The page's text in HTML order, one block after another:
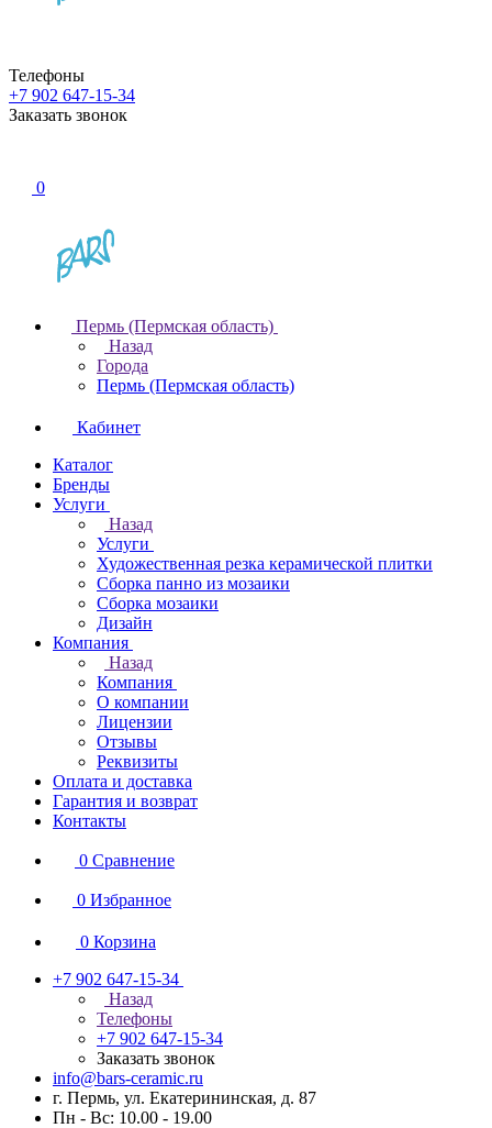
Телефоны
+7 902 647-15-34
Заказать звонок
0
Пермь (Пермская область)
Назад
Города
Пермь (Пермская область)
Кабинет
Каталог
Бренды
Услуги
Назад
Услуги
Художественная резка керамической плитки
Сборка панно из мозаики
Сборка мозаики
Дизайн
Компания
Назад
Компания
О компании
Лицензии
Отзывы
Реквизиты
Оплата и доставка
Гарантия и возврат
Контакты
0 Сравнение
0 Избранное
0 Корзина
+7 902 647-15-34
Назад
Телефоны
+7 902 647-15-34
Заказать звонок
info@bars-ceramic.ru
г. Пермь, ул. Екатерининская, д. 87
Пн - Вс: 10.00 - 19.00